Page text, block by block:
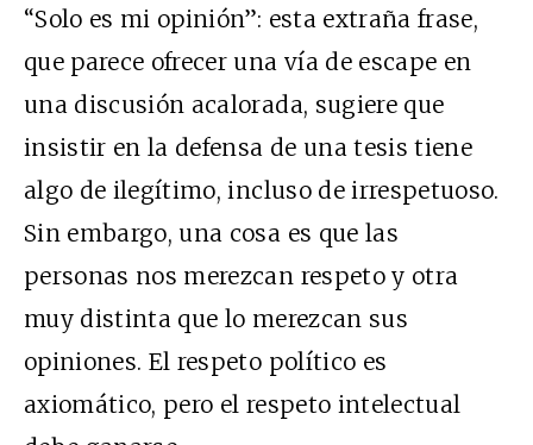
“Solo es mi opinión”: esta extraña frase,
que parece ofrecer una vía de escape en
una discusión acalorada, sugiere que
insistir en la defensa de una tesis tiene
algo de ilegítimo, incluso de irrespetuoso.
Sin embargo, una cosa es que las
personas nos merezcan respeto y otra
muy distinta que lo merezcan sus
opiniones. El respeto político es
axiomático, pero el respeto intelectual